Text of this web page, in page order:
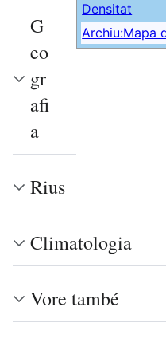
Densitat
Archiu:Mapa
G
eo
gr
afi
a
Rius
Climatologia
Vore també